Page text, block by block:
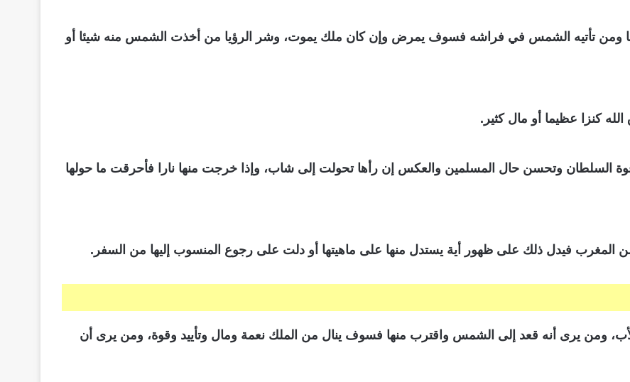
ومن تأتيه الشمس في فراشه فسوف يمرض وإن كان ملك يموت، وشر الرؤيا من أخذت الشمس منه شيئا أو
وتحسن حال المسلمين والعكس إن رأها تحولت إلى شاب، وإذا خرجت منها نارا فأحرقت ما حولها
ومن يرى أنه قعد إلى الشمس واقترب منها فسوف ينال من الملك نعمة ومال وتأييد وقوة، ومن يرى أن